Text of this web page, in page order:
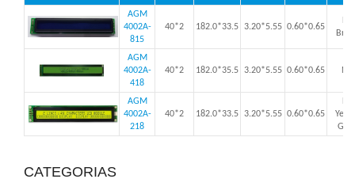
AGM
4002A-
815
40*2 182.0*33.5 3.20*5.55 0.60*0.65
AGM
4002A-
418
40*2 182.0*35.5 3.20*5.55 0.60*0.65
AGM
4002A-
218
40*2 182.0*33.5 3.20*5.55 0.60*0.65
CATEGORIAS